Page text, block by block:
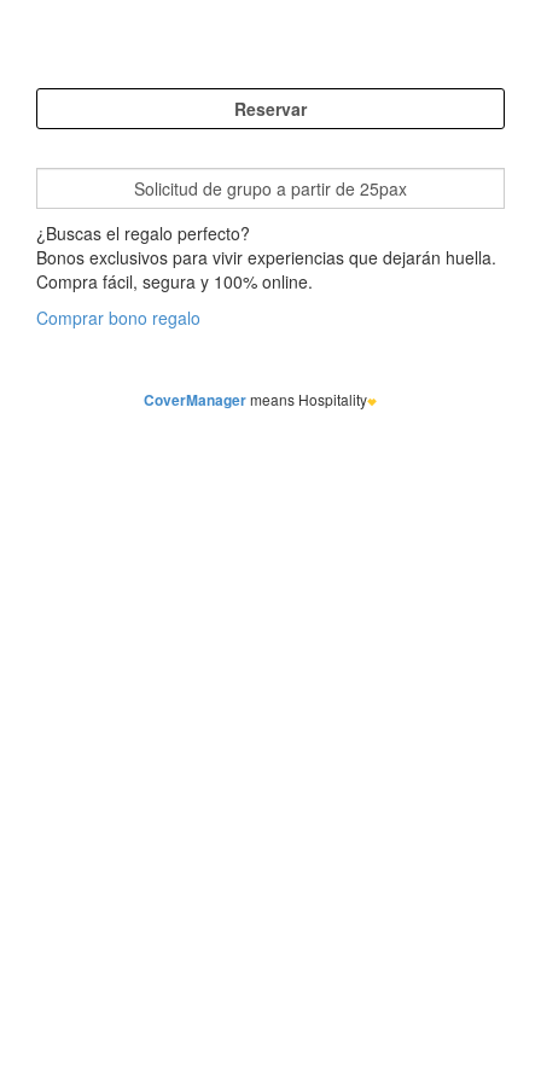
¿Buscas el regalo perfecto?
Bonos exclusivos para vivir experiencias que dejarán huella.
Compra fácil, segura y 100% online.
Comprar bono regalo
CoverManagermeans Hospitality